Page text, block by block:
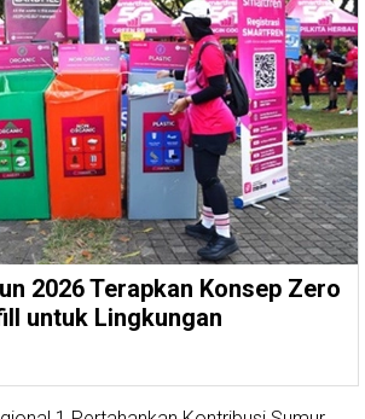
2026 Terapkan Konsep Zero
untuk Lingkungan